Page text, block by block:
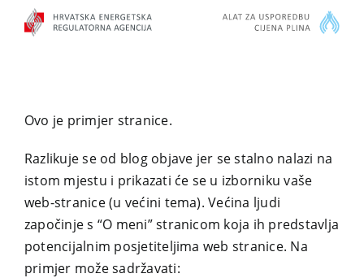
Ovo je primjer stranice.
Razlikuje se od blog objave jer se stalno nalazi na
istom mjestu i prikazati će se u izborniku vaše
web-stranice (u većini tema). Većina ljudi
započinje s “O meni” stranicom koja ih predstavlja
potencijalnim posjetiteljima web stranice. Na
primjer može sadržavati: